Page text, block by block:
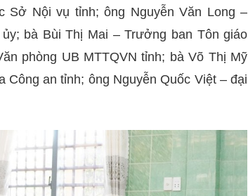
Sở Nội vụ tỉnh; ông Nguyễn Văn Long –
bà Bùi Thị Mai – Trưởng ban Tôn giáo
phòng UB MTTQVN tỉnh; bà Võ Thị Mỹ
an tỉnh; ông Nguyễn Quốc Việt – đại